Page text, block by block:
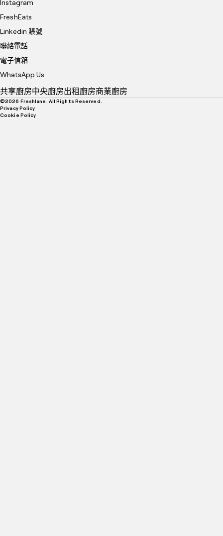
Instagram
FreshEats
Linkedin 賬號
聯絡電話
電子信箱
WhatsApp Us
共享廚房中央廚房出租廚房商業廚房
©2026 Freshlane. All Rights Reserved.
Privacy Policy
Cookie Policy